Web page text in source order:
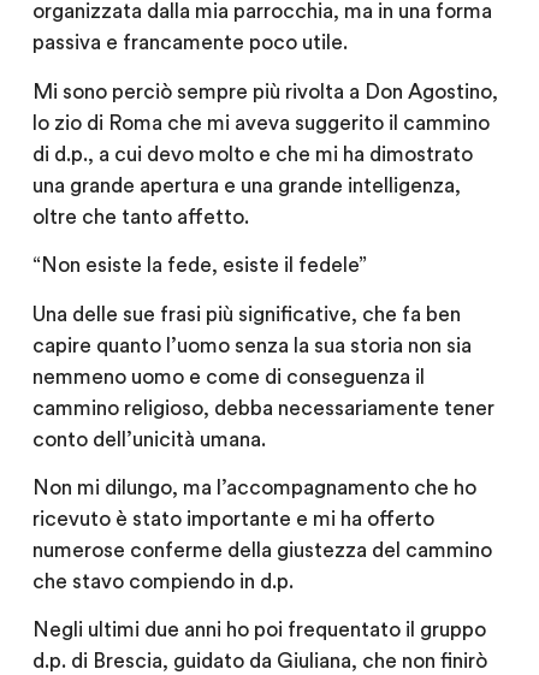
organizzata dalla mia parrocchia, ma in una forma
passiva e francamente poco utile.
Mi sono perciò sempre più rivolta a Don Agostino,
lo zio di Roma che mi aveva suggerito il cammino
di d.p., a cui devo molto e che mi ha dimostrato
una grande apertura e una grande intelligenza,
oltre che tanto affetto.
“Non esiste la fede, esiste il fedele”
Una delle sue frasi più significative, che fa ben
capire quanto l’uomo senza la sua storia non sia
nemmeno uomo e come di conseguenza il
cammino religioso, debba necessariamente tener
conto dell’unicità umana.
Non mi dilungo, ma l’accompagnamento che ho
ricevuto è stato importante e mi ha offerto
numerose conferme della giustezza del cammino
che stavo compiendo in d.p.
Negli ultimi due anni ho poi frequentato il gruppo
d.p. di Brescia, guidato da Giuliana, che non finirò